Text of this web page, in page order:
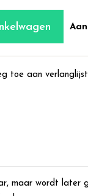
toe aan verlanglijst
maar wordt later